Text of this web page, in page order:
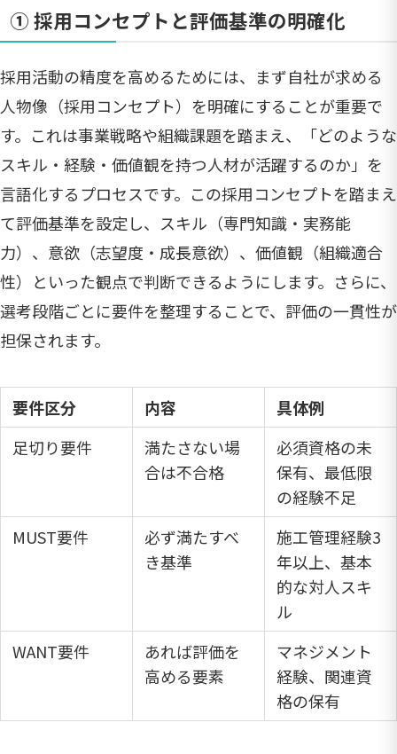
① 採用コンセプトと評価基準の明確化
採用活動の精度を高めるためには、まず自社が求める
人物像（採用コンセプト）を明確にすることが重要で
す。これは事業戦略や組織課題を踏まえ、「どのような
スキル・経験・価値観を持つ人材が活躍するのか」を
言語化するプロセスです。この採用コンセプトを踏まえ
て評価基準を設定し、スキル（専門知識・実務能
力）、意欲（志望度・成長意欲）、価値観（組織適合
性）といった観点で判断できるようにします。さらに、
選考段階ごとに要件を整理することで、評価の一貫性が
担保されます。
要件区分 内容
具体例
足切り要件
満たさない場
合は不合格
必須資格の未
保有、最低限
の経験不足
MUST要件
必ず満たすべ
き基準
施工管理経験3
年以上、基本
的な対人スキ
ル
WANT要件
あれば評価を
高める要素
マネジメント
経験、関連資
格の保有